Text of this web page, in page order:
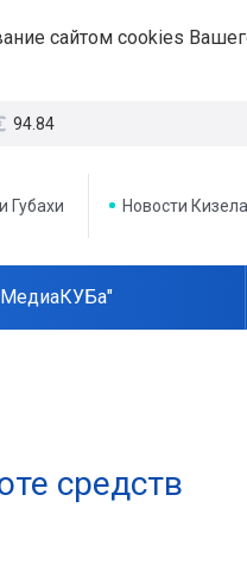
сайтом cookies
94.84
Губахи Новости Кизела
средств